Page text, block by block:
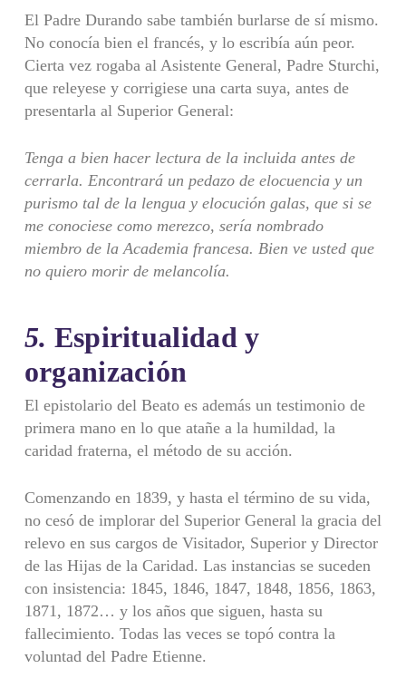
El Padre Durando sabe también burlarse de sí mismo.
No conocía bien el francés, y lo escribía aún peor.
Cierta vez rogaba al Asistente General, Padre Sturchi,
que releyese y corrigiese una carta suya, antes de
presentarla al Superior General:
Tenga a bien hacer lectura de la incluida antes de
cerrarla. Encontrará un pedazo de elocuencia y un
purismo tal de la lengua y elocución galas, que si se
me conociese como merezco, sería nombrado
miembro de la Academia francesa. Bien ve usted que
no quiero morir de melancolía.
5. Espiritualidad y
organización
El epistolario del Beato es además un testimonio de
primera mano en lo que atañe a la humildad, la
caridad fraterna, el método de su acción.
Comenzando en 1839, y hasta el término de su vida,
no cesó de implorar del Superior General la gracia del
relevo en sus cargos de Visitador, Superior y Director
de las Hijas de la Caridad. Las instancias se suceden
con insistencia: 1845, 1846, 1847, 1848, 1856, 1863,
1871, 1872… y los años que siguen, hasta su
fallecimiento. Todas las veces se topó contra la
voluntad del Padre Etienne.